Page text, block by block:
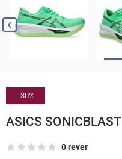

- 30%
ASICS SONICBLAST
0 rever